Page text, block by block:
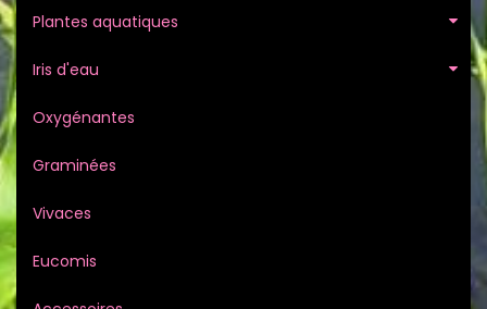
Plantes aquatiques
Iris d'eau
Oxygénantes
Graminées
Vivaces
Eucomis